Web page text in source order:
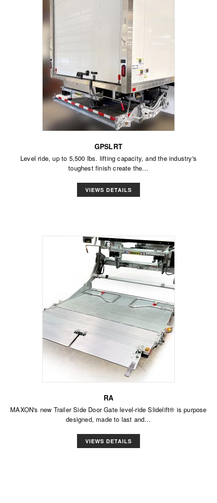
GPSLRT
Level ride, up to 5,500 lbs. lifting capacity, and the industry's
toughest finish create the…
VIEWS DETAILS
RA
MAXON's new Trailer Side Door Gate level-ride Slidelift® is purpose
designed, made to last and…
VIEWS DETAILS